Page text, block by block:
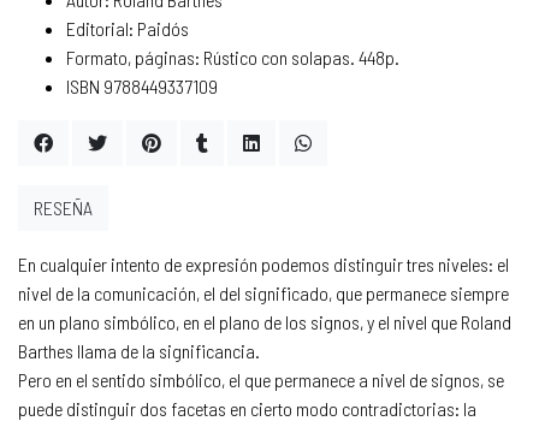
Editorial: Paidós
Formato, páginas: Rústico con solapas. 448p.
ISBN 9788449337109
En cualquier intento de expresión podemos distinguir tres niveles: el
nivel de la comunicación, el del significado, que permanece siempre
en un plano simbólico, en el plano de los signos, y el nivel que Roland
Barthes llama de la significancia.
Pero en el sentido simbólico, el que permanece a nivel de signos, se
puede distinguir dos facetas en cierto modo contradictorias: la
RESEÑA